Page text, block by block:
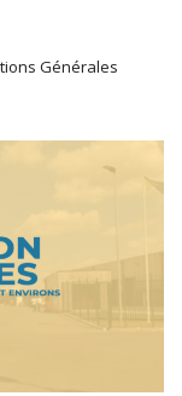
Générales